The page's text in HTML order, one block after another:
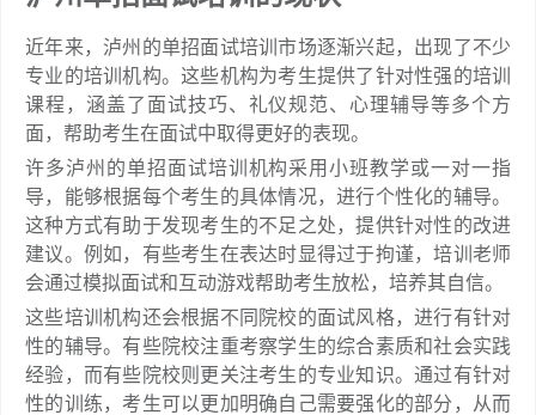
近年来，泸州的单招面试培训市场逐渐兴起，出现了不少
专业的培训机构。这些机构为考生提供了针对性强的培训
课程，涵盖了面试技巧、礼仪规范、心理辅导等多个方
面，帮助考生在面试中取得更好的表现。
许多泸州的单招面试培训机构采用小班教学或一对一指
导，能够根据每个考生的具体情况，进行个性化的辅导。
这种方式有助于发现考生的不足之处，提供针对性的改进
建议。例如，有些考生在表达时显得过于拘谨，培训老师
会通过模拟面试和互动游戏帮助考生放松，培养其自信。
这些培训机构还会根据不同院校的面试风格，进行有针对
性的辅导。有些院校注重考察学生的综合素质和社会实践
经验，而有些院校则更关注考生的专业知识。通过有针对
性的训练，考生可以更加明确自己需要强化的部分，从而